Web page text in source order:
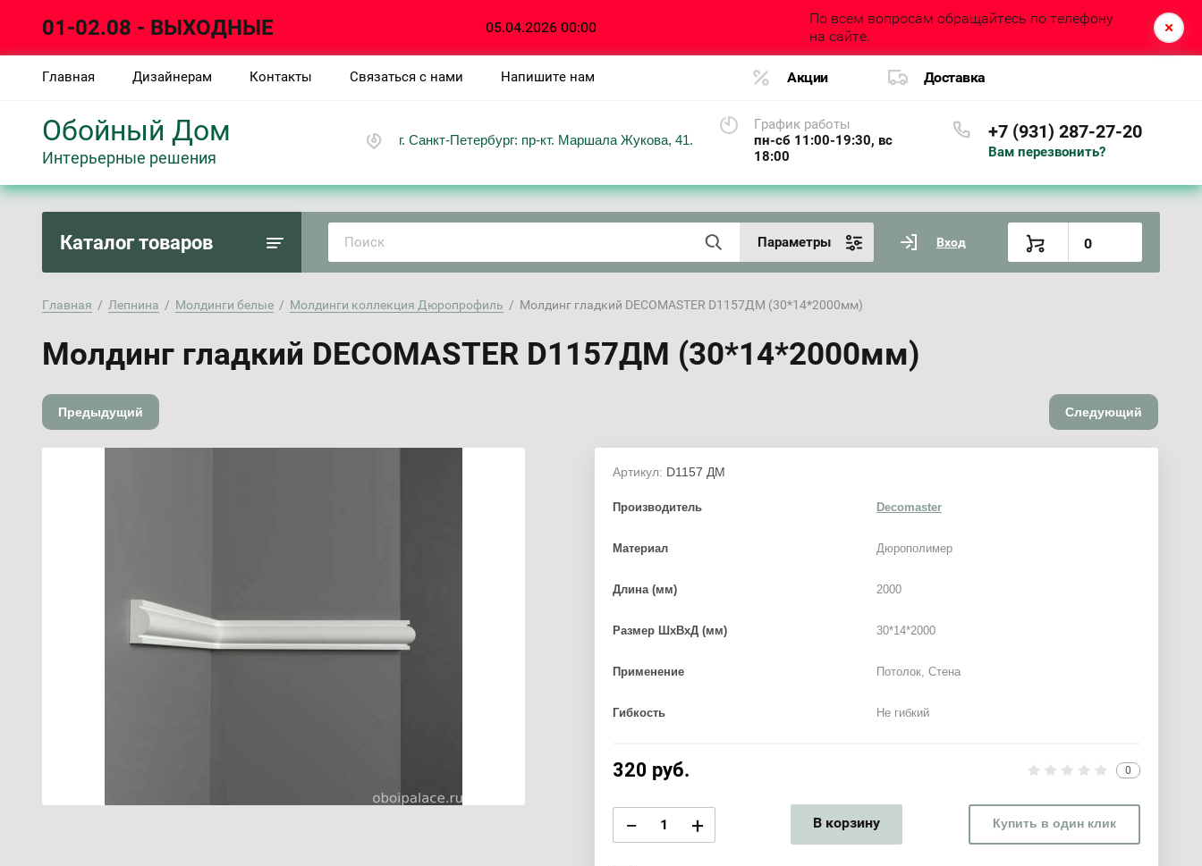
01-02.08 - ВЫХОДНЫЕ 05.04.2026 00:00
По всем вопросам обращайтесь по телефону
на сайте.
Главная Дизайнерам Контакты Связаться с нами Напишите нам Акции Доставка
Обойный Дом
Интерьерные решения
г. Санкт-Петербург: пр-кт. Маршала Жукова, 41.
График работы
пн-сб 11:00-19:30, вс
18:00
+7 (931) 287-27-20
Вам перезвонить?
Каталог товаров Параметры Вход 0
Главная
  /
Лепнина
  /
Молдинги белые
  /
Молдинги коллекция Дюропрофиль
  /  Молдинг гладкий DECOMASTER D1157ДМ (30*14*2000мм)
Молдинг гладкий DECOMASTER D1157ДМ (30*14*2000мм)
Предыдущий Следующий
Артикул: D1157 ДМ
Производитель Decomaster
Материал Дюрополимер
Длина (мм) 2000
Размер ШхВхД (мм) 30*14*2000
Применение Потолок, Стена
Гибкость Не гибкий
320 руб. 0
− + В корзину Купить в один клик